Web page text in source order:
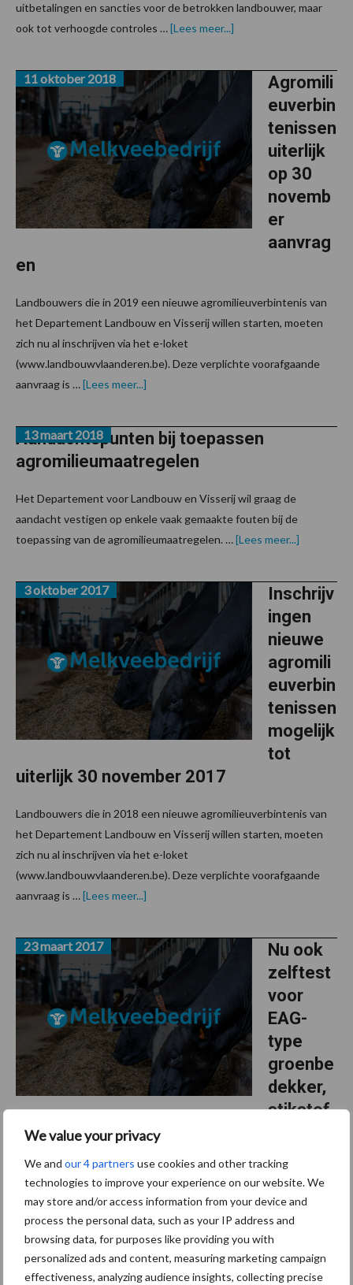
We value your privacy
We and our 4 partners use cookies and other tracking
technologies to improve your experience on our website. We
may store and/or access information from your device and
process the personal data, such as your IP address and
browsing data, for purposes like providing you with
personalized ads and content, measuring marketing campaign
effectiveness, analyzing audience insights, collecting precise
uitbetalingen en sancties voor de betrokken landbouwer, maar
ook tot verhoogde controles …[Lees meer...]
Agromili
euverbin
tenissen
uiterlijk
op 30
novemb
er
aanvrag
en
11 oktober 2018
Landbouwers die in 2019 een nieuwe agromilieuverbintenis van
het Departement Landbouw en Visserij willen starten, moeten
zich nu al inschrijven via het e-loket
(www.landbouwvlaanderen.be). Deze verplichte voorafgaande
aanvraag is …[Lees meer...]
november
aanvragen
Aandachtspunten bij toepassen
agromilieumaatregelen
13 maart 2018
Het Departement voor Landbouw en Visserij wil graag de
aandacht vestigen op enkele vaak gemaakte fouten bij de
toepassing van de agromilieumaatregelen. …[Lees meer...]
Inschrijv
ingen
nieuwe
agromili
euverbin
tenissen
mogelijk
tot
uiterlijk 30 november 2017
3 oktober 2017
Landbouwers die in 2018 een nieuwe agromilieuverbintenis van
het Departement Landbouw en Visserij willen starten, moeten
zich nu al inschrijven via het e-loket
(www.landbouwvlaanderen.be). Deze verplichte voorafgaande
aanvraag is …[Lees meer...]
tot
uiterlijk
30
november
2017
Nu ook
zelftest
voor
EAG-
type
groenbe
dekker,
stikstof
bindend gewas en braakliggend land
23 maart 2017
Na de zelftest als voor de agromilieumaatregelen, heeft het
Departement Landbouw en Visserij nu ook checklists klaar voor
de EAG-types groenbedekker en vanggewas, stikstofbindend
ook
zelftest
EAG-
7 maart 2017